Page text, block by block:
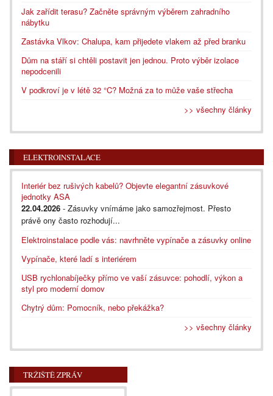
Jak zařídit terasu? Začněte správným výběrem zahradního
nábytku
Zastávka Vlkov: Chalupa, kam přijedete vlakem až před branku
Dům na stáří si chtěli postavit jen jednou. Proto výběr izolace
nepodcenili
V podkroví je v létě 32 °C? Možná za to může vaše střecha
>> všechny články
ELEKTROINSTALACE
Interiér bez rušivých kabelů? Objevte elegantní zásuvkové
jednotky ASA
22.04.2026 - Zásuvky vnímáme jako samozřejmost. Přesto
právě ony často rozhodují...
Elektroinstalace podle vás: navrhněte vypínače a zásuvky online
Vypínače, které ladí s interiérem
USB rychlonabíječky přímo ve vaší zásuvce: pohodlí, výkon a
styl pro moderní domov
Chytrý dům: Pomocník, nebo překážka?
>> všechny články
TRŽIŠTĚ ZPRÁV